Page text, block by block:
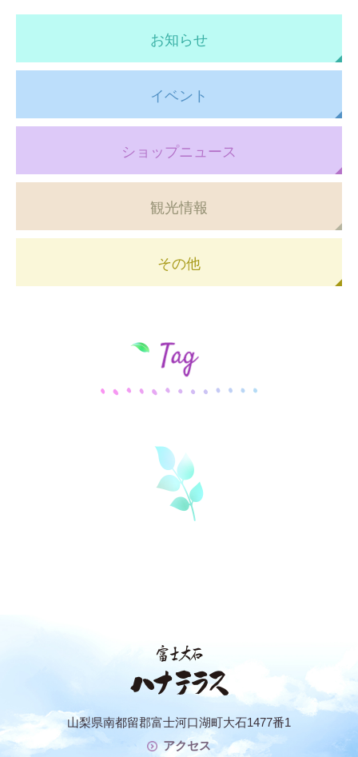
お知らせ
イベント
ショップニュース
観光情報
その他
山梨県南都留郡富士河口湖町大石1477番1
アクセス